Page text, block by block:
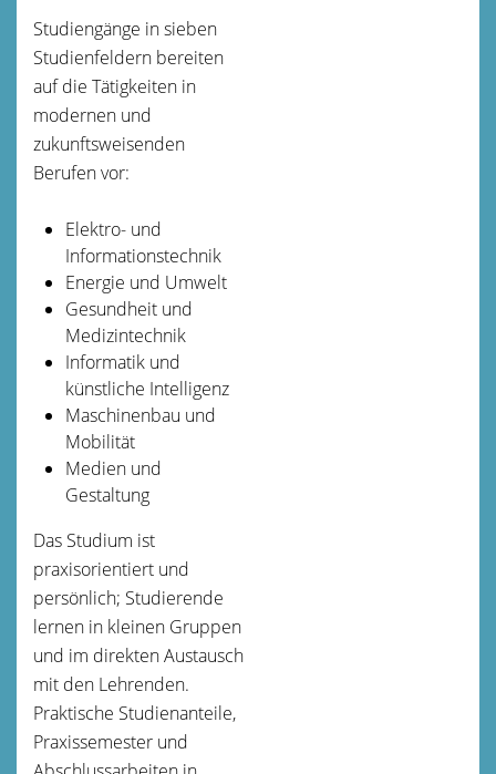
Studiengänge in sieben
Studienfeldern bereiten
auf die Tätigkeiten in
modernen und
zukunftsweisenden
Berufen vor:
Elektro- und
Informationstechnik
Energie und Umwelt
Gesundheit und
Medizintechnik
Informatik und
künstliche Intelligenz
Maschinenbau und
Mobilität
Medien und
Gestaltung
Das Studium ist
praxisorientiert und
persönlich; Studierende
lernen in kleinen Gruppen
und im direkten Austausch
mit den Lehrenden.
Praktische Studienanteile,
Praxissemester und